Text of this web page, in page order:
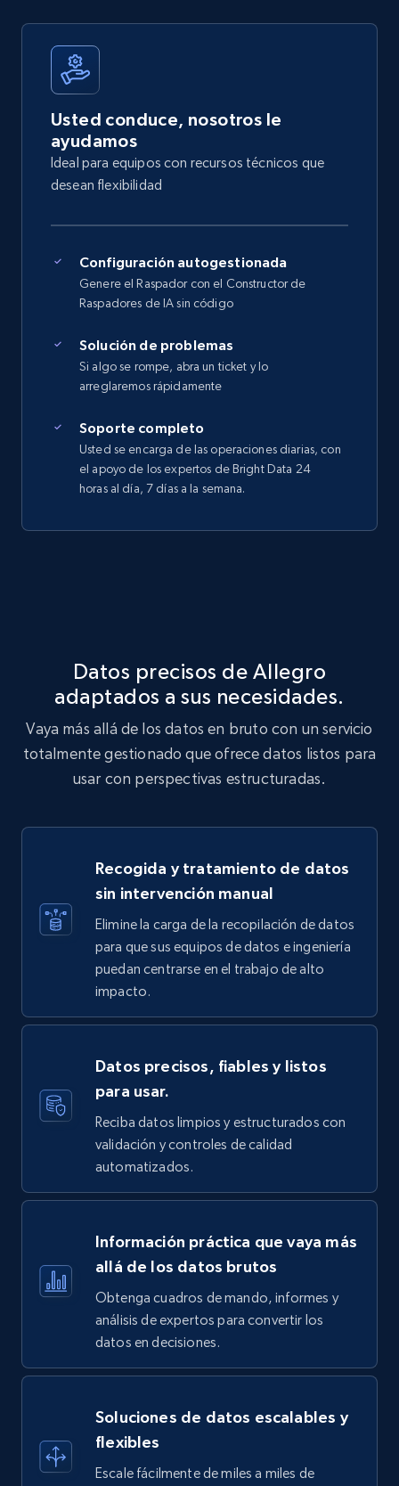
Usted conduce, nosotros le
ayudamos
Ideal para equipos con recursos técnicos que
desean flexibilidad
Configuración autogestionada
Genere el Raspador con el Constructor de
Raspadores de IA sin código
Solución de problemas
Si algo se rompe, abra un ticket y lo
arreglaremos rápidamente
Soporte completo
Usted se encarga de las operaciones diarias, con
el apoyo de los expertos de Bright Data 24
horas al día, 7 días a la semana.
Datos precisos de Allegro
adaptados a sus necesidades.
Vaya más allá de los datos en bruto con un servicio
totalmente gestionado que ofrece datos listos para
usar con perspectivas estructuradas.
Recogida y tratamiento de datos
sin intervención manual
Elimine la carga de la recopilación de datos
para que sus equipos de datos e ingeniería
puedan centrarse en el trabajo de alto
impacto.
Datos precisos, fiables y listos
para usar.
Reciba datos limpios y estructurados con
validación y controles de calidad
automatizados.
Información práctica que vaya más
allá de los datos brutos
Obtenga cuadros de mando, informes y
análisis de expertos para convertir los
datos en decisiones.
Soluciones de datos escalables y
flexibles
Escale fácilmente de miles a miles de